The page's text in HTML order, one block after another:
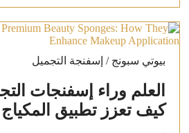
بيوتي سبونج / إسفنجة التجميل
العلم وراء إسفنجات
كيف تعزز تطبيق المكياج